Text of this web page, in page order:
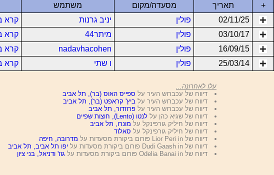
+ תאריך מסעדה/מקום משתמש
02/11/25
פולין יניב גרנות
קרא
03/10/17
פולין מיתר44
קרא
16/09/15
פולין nadavhacohen
קרא
25/03/14
פולין ו שתי קרא
עלו לאחרונה...
דיווח של עכברוש העיר על ספייס האוס (בר), תל אביב
דיווח של עכברוש העיר על ביץ' קראפט (בר), תל אביב
דיווח של עכברוש העיר עלפרוזדור, תל אביב
דיווח של שגיא כהן עללנטו (Lento), חוצות שפיים
דיווח של חיליק גורפינקל על מונרו, תל אביב
דיווח של חיליק גורפינקל על סאלוד
דיווח של Lior Peri in פורום ביקורת מסעדות על
מדרובה, חיפה
דיווח של Dudi Gaash in פורום ביקורת מסעדות על
יפו תל אביב, תל אביב
דיווח של Odelia Banai in פורום ביקורת מסעדות על
גוז' ודניאל, בני ציון